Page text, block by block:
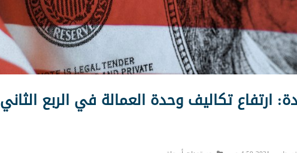
ارتفاع تكاليف وحدة العمالة في الربع الثاني